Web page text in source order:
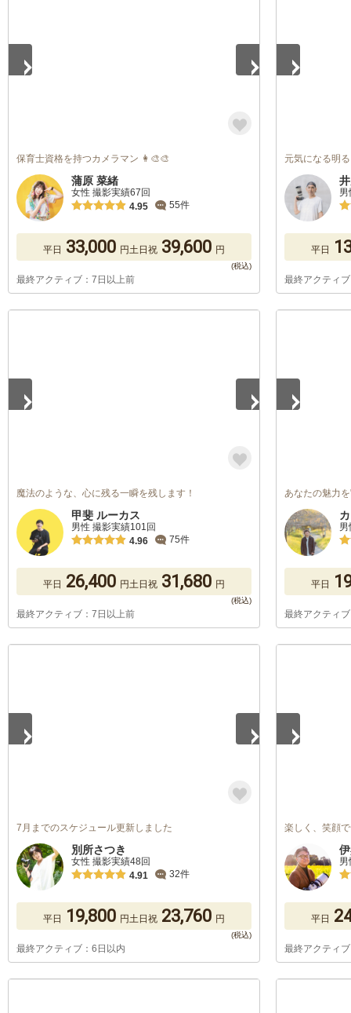
保育士資格を持つカメラマン 👩‍🎨🎨
蒲原 菜緒
女性 撮影実績67回
4.95
55件
平日 33,000 円土日祝 39,600 円
最終アクティブ：7日以上前
元気になる明
男
平日
最終アクティ
魔法のような、心に残る一瞬を残します！
甲斐 ルーカス
男性 撮影実績101回
4.96
75件
平日 26,400 円土日祝 31,680 円
最終アクティブ：7日以上前
あなたの魅力
平日
最終アクティ
7月までのスケジュール更新しました
別所さつき
女性 撮影実績48回
4.91
32件
平日 19,800 円土日祝 23,760 円
最終アクティブ：6日以内
楽しく、笑顔
平日
最終アクティ